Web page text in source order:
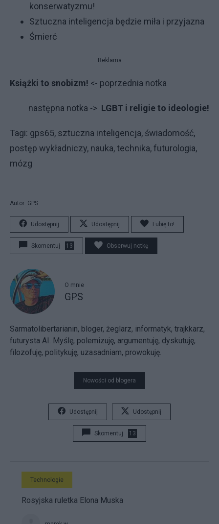
konserwatyzmu!
Sztuczna inteligencja będzie miła i przyjazna
Śmierć
Reklama
Książki to snobizm! <- poprzednia notka
następna notka -> LGBT i religie to ideologie!
Tagi: gps65, sztuczna inteligencja, świadomość,
postęp wykładniczy, nauka, technika, futurologia,
mózg
Autor: GPS
Udostępnij Udostępnij Lubię to!
Skomentuj 13 Obserwuj notkę
O mnie
GPS
Sarmatolibertarianin, bloger, żeglarz, informatyk, trajkkarz,
futurysta AI. Myślę, polemizuję, argumentuję, dyskutuję,
filozofuję, politykuję, uzasadniam, prowokuję.
Nowości od blogera
Udostępnij Udostępnij
Skomentuj 13
Technologie
Rosyjska ruletka Elona Muska